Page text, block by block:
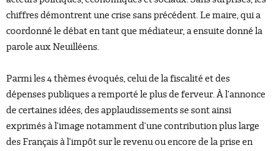
chiffres démontrent une crise sans précédent. Le maire, qui a
coordonné le débat en tant que médiateur, a ensuite donné la
parole aux Neuilléens.
Parmi les 4 thèmes évoqués, celui de la fiscalité et des
dépenses publiques a remporté le plus de ferveur. À l’annonce
de certaines idées, des applaudissements se sont ainsi
exprimés à l’image notamment d’une contribution plus large
des Français à l’impôt sur le revenu ou encore de la prise en